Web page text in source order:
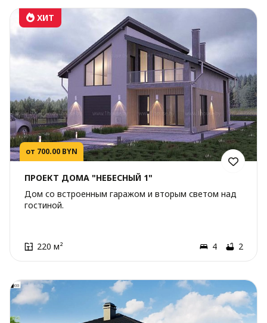
от 700.00 BYN
ХИТ
ПРОЕКТ ДОМА "НЕБЕСНЫЙ 1"
Дом со встроенным гаражом и вторым светом над
гостиной.
220 м² 4 2